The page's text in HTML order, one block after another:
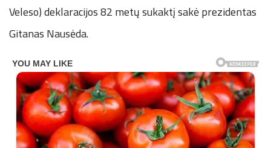
Veleso) deklaracijos 82 metų sukaktį sakė prezidentas
Gitanas Nausėda.